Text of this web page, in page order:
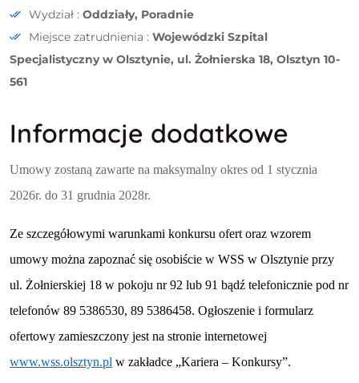
Wydział : Oddziały, Poradnie
Miejsce zatrudnienia : Wojewódzki Szpital
Specjalistyczny w Olsztynie, ul. Żołnierska 18, Olsztyn 10-
561
Informacje dodatkowe
Umowy zostaną zawarte na maksymalny okres od 1 stycznia
2026r. do 31 grudnia 2028r.
Ze szczegółowymi warunkami konkursu ofert oraz wzorem
umowy można zapoznać się osobiście w WSS w Olsztynie przy
ul. Żołnierskiej 18 w pokoju nr 92 lub 91 bądź telefonicznie pod nr
telefonów 89 5386530, 89 5386458. Ogłoszenie i formularz
ofertowy zamieszczony jest na stronie internetowej
www.wss.olsztyn.pl w zakładce „Kariera – Konkursy”.